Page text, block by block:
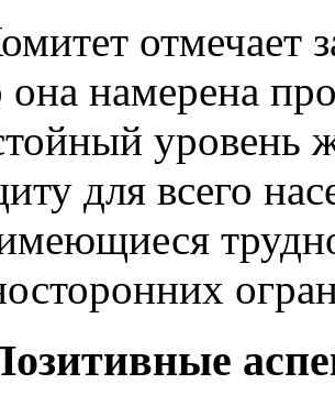
отмечает
она намерена
уровень
для всего